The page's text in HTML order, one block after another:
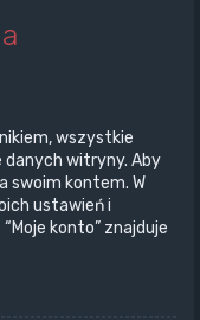
wszystkie
danych witryny. Aby
swoim kontem. W
ustawień i
konto” znajduje